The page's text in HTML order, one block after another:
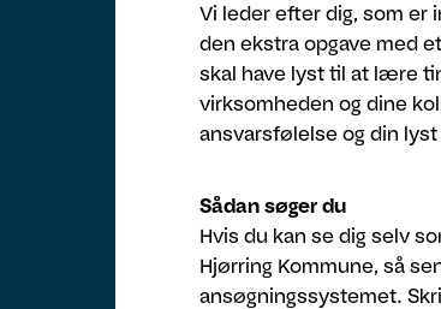
Vi leder efter dig, som er
den ekstra opgave med
skal have lyst til at lære
virksomheden og dine
ansvarsfølelse og din
Sådan søger du
Hvis du kan se dig selv
Hjørring Kommune, så
ansøgningssystemet.